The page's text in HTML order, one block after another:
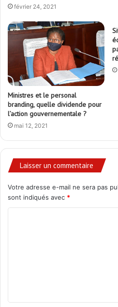
février 24, 2021
Ministres et le personal
branding, quelle dividende pour
l’action gouvernementale ?
mai 12, 2021
Laisser un commentaire
Votre adresse e-mail ne sera pas
sont indiqués avec *
t